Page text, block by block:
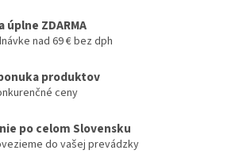
úplne ZDARMA
nad 69 € bez dph
produktov
ceny
po celom Slovensku
do vašej prevádzky